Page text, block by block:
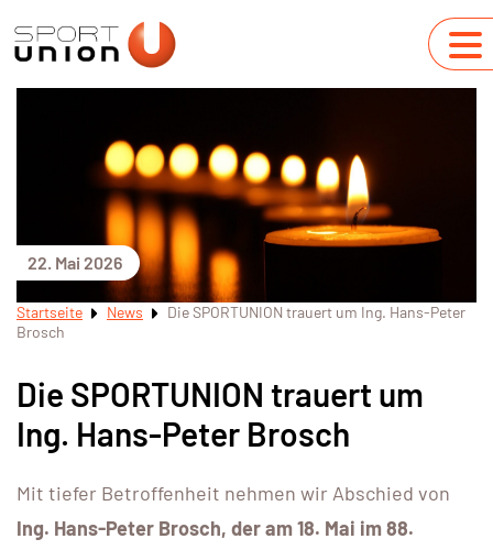
22. Mai 2026
Startseite News
Die SPORTUNION trauert um Ing. Hans-Peter
Brosch
Die SPORTUNION trauert um
Ing. Hans-Peter Brosch
Mit tiefer Betroffenheit nehmen wir Abschied von
Ing. Hans-Peter Brosch, der am 18. Mai im 88.